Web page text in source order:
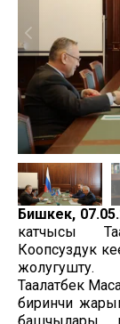
Бишкек,
катчысы
Коопсуздук
жолугушту.
Таалатбек
биринчи